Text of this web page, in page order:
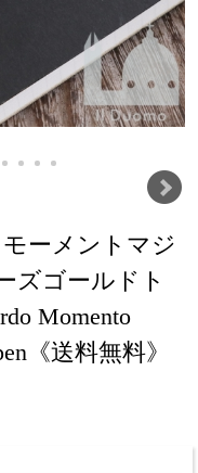
モーメントマジ
ズゴールドト
Momento
《送料無料》